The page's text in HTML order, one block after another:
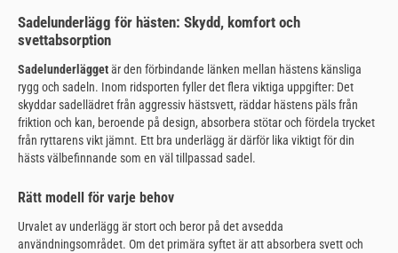
Sadelunderlägg för hästen: Skydd, komfort och
svettabsorption
Sadelunderläggetär den förbindande länken mellan hästens känsliga
rygg och sadeln. Inom ridsporten fyller det flera viktiga uppgifter: Det
skyddar sadellädret från aggressiv hästsvett, räddar hästens päls från
friktion och kan, beroende på design, absorbera stötar och fördela trycket
från ryttarens vikt jämnt. Ett bra underlägg är därför lika viktigt för din
hästs välbefinnande som en väl tillpassad sadel.
Rätt modell för varje behov
Urvalet av underlägg är stort och beror på det avsedda
användningsområdet. Om det primära syftet är att absorbera svett och